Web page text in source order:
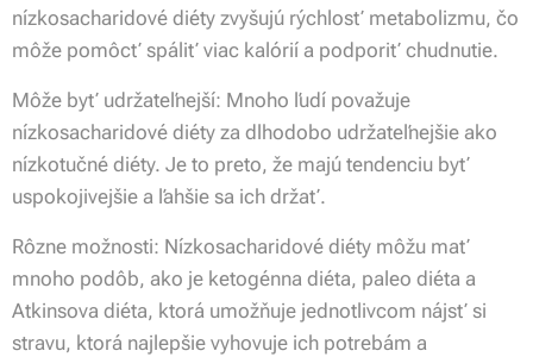
nízkosacharidové diéty zvyšujú rýchlosť metabolizmu, čo
môže pomôcť spáliť viac kalórií a podporiť chudnutie.
Môže byť udržateľnejší: Mnoho ľudí považuje
nízkosacharidové diéty za dlhodobo udržateľnejšie ako
nízkotučné diéty. Je to preto, že majú tendenciu byť
uspokojivejšie a ľahšie sa ich držať.
Rôzne možnosti: Nízkosacharidové diéty môžu mať
mnoho podôb, ako je ketogénna diéta, paleo diéta a
Atkinsova diéta, ktorá umožňuje jednotlivcom nájsť si
stravu, ktorá najlepšie vyhovuje ich potrebám a